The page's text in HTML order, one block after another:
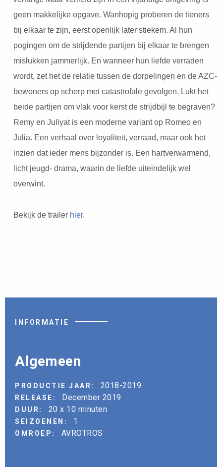
geen makkelijke opgave. Wanhopig proberen de tieners
bij elkaar te zijn, eerst openlijk later stiekem. Al hun
pogingen om de strijdende partijen bij elkaar te brengen
mislukken jammerlijk. En wanneer hun liefde verraden
wordt, zet het de relatie tussen de dorpelingen en de AZC-
bewoners op scherp met catastrofale gevolgen. Lukt het
beide partijen om vlak voor kerst de strijdbijl te begraven?
Remy en Juliyat is een moderne variant op Romeo en
Julia. Een verhaal over loyaliteit, verraad, maar ook het
inzien dat ieder mens bijzonder is. Een hartverwarmend,
licht jeugd- drama, waarin de liefde uiteindelijk wel
overwint.
Bekijk de trailer hier.
INFORMATIE
Algemeen
PRODUCTIE JAAR: 2018-2019
RELEASE: December 2019
DUUR: 20 x 10 minuten
SEIZOENEN: 1
OMROEP: AVROTROS